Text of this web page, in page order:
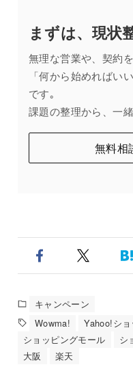
まずは、現状
無理な営業や、契約
「何から始めればい
です｡
課題の整理から、一
無料相
キャンペーン
Wowma!
Yahoo!シ
ショッピングモール
シ
大阪
楽天